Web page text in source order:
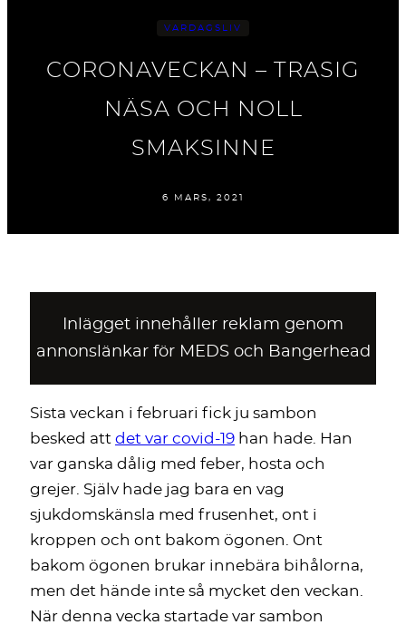
VARDAGSLIV
CORONAVECKAN – TRASIG
NÄSA OCH NOLL
SMAKSINNE
6 MARS, 2021
Inlägget innehåller reklam genom
annonslänkar för MEDS och Bangerhead
Sista veckan i februari fick ju sambon
besked att det var covid-19 han hade. Han
var ganska dålig med feber, hosta och
grejer. Själv hade jag bara en vag
sjukdomskänsla med frusenhet, ont i
kroppen och ont bakom ögonen. Ont
bakom ögonen brukar innebära bihålorna,
men det hände inte så mycket den veckan.
När denna vecka startade var sambon